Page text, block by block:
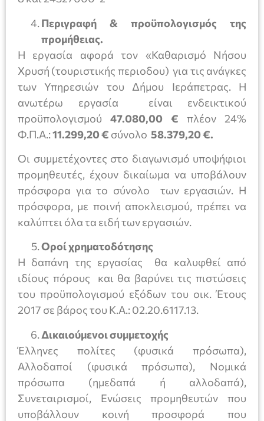
Περιγραφή & προϋπολογισμός της
προμήθειας.
Η εργασία αφορά τον «Καθαρισμό Νήσου
Χρυσή (τουριστικής περιοδου) για τις ανάγκες
των Υπηρεσιών του Δήμου Ιεράπετρας. Η
ανωτέρω εργασία είναι ενδεικτικού
προϋπολογισμού 47.080,00 € πλέον 24%
Φ.Π.Α.:11.299,20 € σύνολο 58.379,20 €.
Οι συμμετέχοντες στο διαγωνισμό υποψήφιοι
προμηθευτές, έχουν δικαίωμα να υποβάλουν
πρόσφορα για το σύνολο των εργασιών. Η
πρόσφορα, με ποινή αποκλεισμού, πρέπει να
καλύπτει όλα τα ειδή των εργασιών.
Οροί χρηματοδότησης
Η δαπάνη της εργασίας θα καλυφθεί από
ιδίους πόρους και θα βαρύνει τις πιστώσεις
του προϋπολογισμού εξόδων του οικ. Έτους
2017 σε βάρος του Κ.Α.: 02.20.6117.13.
Δικαιούμενοι συμμετοχής
Έλληνες πολίτες (φυσικά πρόσωπα),
Αλλοδαποί (φυσικά πρόσωπα), Νομικά
πρόσωπα (ημεδαπά ή αλλοδαπά),
Συνεταιρισμοί, Ενώσεις προμηθευτών που
υποβάλλουν κοινή προσφορά που